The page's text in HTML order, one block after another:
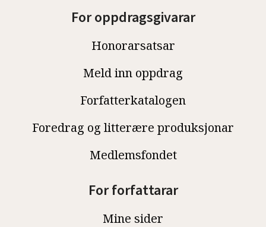
For oppdragsgivarar
Honorarsatsar
Meld inn oppdrag
Forfatterkatalogen
Foredrag og litterære produksjonar
Medlemsfondet
For forfattarar
Mine sider